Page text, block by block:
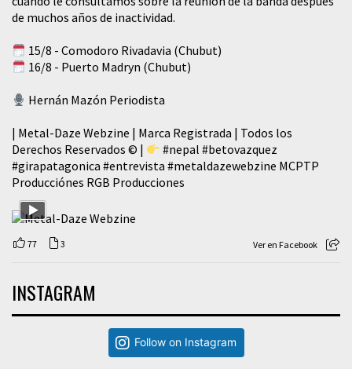
de muchos años de inactividad.
15/8 - Comodoro Rivadavia (Chubut)
16/8 - Puerto Madryn (Chubut)
Hernán Mazón Periodista
| Metal-Daze Webzine | Marca Registrada | Todos los
Derechos Reservados © |
#nepal #betovazquez
#girapatagonica #entrevista #metaldazewebzine MCPTP
Producciónes RGB Producciones
77 3 Ver en Facebook
INSTAGRAM
Follow on Instagram